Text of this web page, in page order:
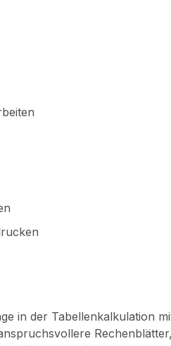
in der Tabellenkalkulation